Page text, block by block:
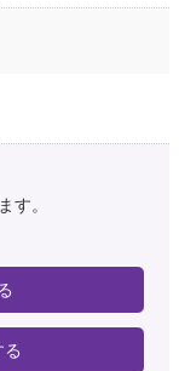
す。
る